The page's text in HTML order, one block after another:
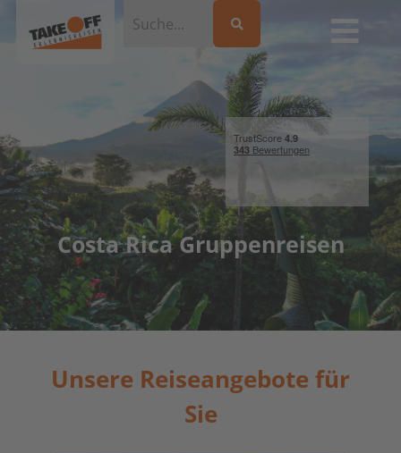
Costa Rica Gruppenreisen
Unsere Reiseangebote für
Sie